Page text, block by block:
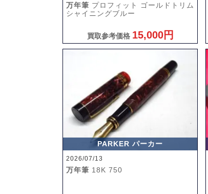
万年筆 プロフィット ゴールドトリム
シャイニングブルー
買取参考価格 15,000円
PARKER パーカー
2026/07/13
万年筆 18K 750